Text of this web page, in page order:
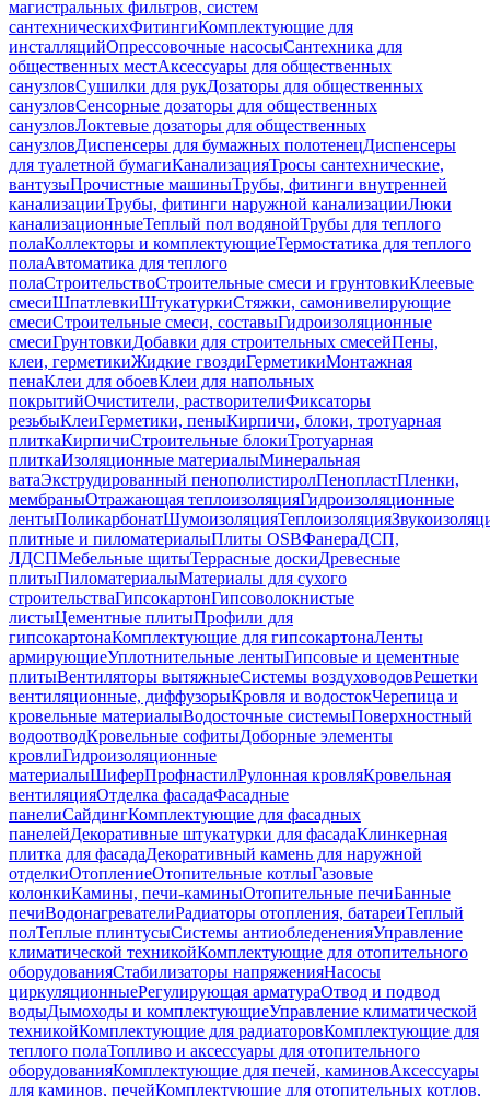
магистральных фильтров, систем
сантехническихФитингиКомплектующие для
инсталляцийОпрессовочные насосыСантехника для
общественных местАксессуары для общественных
санузловСушилки для рукДозаторы для общественных
санузловСенсорные дозаторы для общественных
санузловЛоктевые дозаторы для общественных
санузловДиспенсеры для бумажных полотенецДиспенсеры
для туалетной бумагиКанализацияТросы сантехнические,
вантузыПрочистные машиныТрубы, фитинги внутренней
канализацииТрубы, фитинги наружной канализацииЛюки
канализационныеТеплый пол водянойТрубы для теплого
полаКоллекторы и комплектующиеТермостатика для теплого
полаАвтоматика для теплого
полаСтроительствоСтроительные смеси и грунтовкиКлеевые
смесиШпатлевкиШтукатуркиСтяжки, самонивелирующие
смесиСтроительные смеси, составыГидроизоляционные
смесиГрунтовкиДобавки для строительных смесейПены,
клеи, герметикиЖидкие гвоздиГерметикиМонтажная
пенаКлеи для обоевКлеи для напольных
покрытийОчистители, растворителиФиксаторы
резьбыКлеиГерметики, пеныКирпичи, блоки, тротуарная
плиткаКирпичиСтроительные блокиТротуарная
плиткаИзоляционные материалыМинеральная
ватаЭкструдированный пенополистиролПенопластПленки,
мембраныОтражающая теплоизоляцияГидроизоляционные
лентыПоликарбонатШумоизоляцияТеплоизоляция
плитные и пиломатериалыПлиты OSBФанераДСП,
ЛДСПМебельные щитыТеррасные доскиДревесные
плитыПиломатериалыМатериалы для сухого
строительстваГипсокартонГипсоволокнистые
листыЦементные плитыПрофили для
гипсокартонаКомплектующие для гипсокартонаЛенты
армирующиеУплотнительные лентыГипсовые и цементные
плитыВентиляторы вытяжныеСистемы воздуховодовРешетки
вентиляционные, диффузорыКровля и водостокЧерепица и
кровельные материалыВодосточные системыПоверхностный
водоотводКровельные софитыДоборные элементы
кровлиГидроизоляционные
материалыШиферПрофнастилРулонная кровляКровельная
вентиляцияОтделка фасадаФасадные
панелиСайдингКомплектующие для фасадных
панелейДекоративные штукатурки для фасадаКлинкерная
плитка для фасадаДекоративный камень для наружной
отделкиОтоплениеОтопительные котлыГазовые
колонкиКамины, печи-каминыОтопительные печиБанные
печиВодонагревателиРадиаторы отопления, батареиТеплый
полТеплые плинтусыСистемы антиобледененияУправление
климатической техникойКомплектующие для отопительного
оборудованияСтабилизаторы напряженияНасосы
циркуляционныеРегулирующая арматураОтвод и подвод
водыДымоходы и комплектующиеУправление климатической
техникойКомплектующие для радиаторовКомплектующие для
теплого полаТопливо и аксессуары для отопительного
оборудованияКомплектующие для печей, каминовАксессуары
для каминов, печейКомплектующие для отопительных котлов,